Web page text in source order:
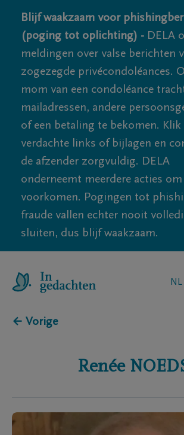
Blijf waakzaam voor
(poging tot oplichting) - DELA
meldingen over valse berichten
zogezegde privécondoléances.
mom van een condoléance
mailadressen, andere
of een betaling te bekomen.
verdachte links of bijlagen en
de afzender zorgvuldig. DELA
onderneemt meerdere acties
voorkomen. Pogingen tot
fraude vallen echter nooit
sluiten, dus blijf waakzaam.
NL
← Vorige
Renée